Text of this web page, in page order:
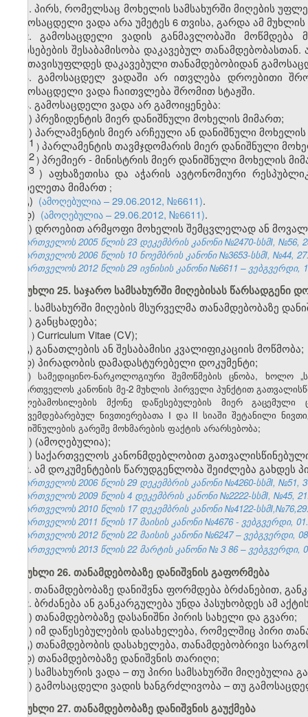
1. პირს, რომელსაც მოხელის სამსახურში მიღების
გამოსაცდელი ვადა არა უმეტეს 6 თვისა, გარდა ამ
2. გამოსაცდელი ვადის განმავლობაში
თვისებების შესაბამისობა დაკავებულ
განთავისუფლდეს დაკავებული თანამდებობიდან
3. გამოსაცდელ ვადაში არ ითვლება დროებითი
გამოსაცდელი ვადა ჩაითვლება შრომით სტაჟში.
4. გამოსაცდელი ვადა არ გამოიყენება:
ა) პრეზიდენტის მიერ დანიშნული მოხელის მიმართ;
ბ) პარლამენტის მიერ არჩეული ან დანიშნული
1 ) პარლამენტის თავმჯდომარის მიერდანიშნული
2) პრემიერ-მინისტრის მიერდანიშნული მოხელის
3 ) აფხაზეთისა და აჭარის ავტონომიური
მოხელეთა მიმართ ;
გ) (ამოღებულია – 29.06.2012, №6611).
დ) (ამოღებულია – 29.06.2012, №6611).
ე) დროებით არმყოფი მოხელის შემცვლელად ან
საქართველოს 2005 წლის 23 დეკემბრის კანონი №2470-სსმI, №56,
საქართველოს 2006 წლის 10 ნოემბრის კანონი №3653-სსმI, №44,
საქართველოს 2012 წლის 29 ივნისის კანონი №6611 – ვებგვერდი,
მუხლი 25. საჯარო სამსახურში მიღებისას წარსადგენი
1. სამსახურში მიღების მსურველმა თანამდებობაზე
ა) განცხადება;
) Curriculum Vitae (CV);
გ) განათლების ან შესაბამისი კვალიფიკაციის მოწმობა;
დ) პირადობის დამადასტურებელი დოკუმენტი;
ე) სამედიცინო-ნარკოლოგიური შემოწმების ცნობა, ხოლო
საქართველოს კანონის მე-2 მუხლის პირველი პუნქტით
უფლებამოსილების მქონე დაწესებულების მიერ
დაქვემდებარებულ ნივთიერებათა I და II სიაში შეტანილი
დანიშნულების გარეშე მოხმარების ფაქტის არარსებობა;
ვ) (ამოღებულია);
ზ) საქართველოს კანონმდებლობით
2. ამ დოკუმენტების წარუდგენლობა შეიძლება გახდეს
საქართველოს 2006 წლის 29 დეკემბრის კანონი №4260-სსმI, №51,
საქართველოს 2009 წლის 4 დეკემბრის კანონი №2222-სსმI, №45,
საქართველოს 2010 წლის 17 დეკემბრის კანონი №4122-
საქართველოს 2011 წლის 17 მაისის კანონი №4676 - ვებგვერდი,
საქართველოს 2012 წლის 22 მაისის კანონი №6247 – ვებგვერდი,
საქართველოს 2013 წლის 22 მარტის კანონი № 3 86 – ვებგვერდი,
მუხლი 26. თანამდებობაზე დანიშვნის გაფორმება
1. თანამდებობაზე დანიშვნა ფორმდება ბრძანებით,
2. ბრძანება ან განკარგულება უნდა პასუხობდეს ამ
ა) თანამდებობაზე დასანიშნი პირის სახელი და გვარი;
ბ) იმ დაწესებულების დასახელება, რომელშიც პირი
გ) თანამდებობის დასახელება, თანამდებობრივი
დ) თანამდებობაზე დანიშვნის თარიღი;
ე) სამსახურის ვადა – თუ პირი სამსახურში მიღებულია
ვ) გამოსაცდელი ვადის ხანგრძლივობა – თუ
მუხლი 27. თანამდებობაზე დანიშვნის გაუქმება